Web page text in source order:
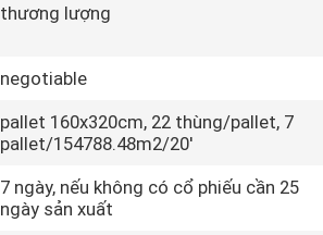
thương lượng
negotiable
pallet 160x320cm, 22 thùng/pallet, 7
pallet/154788.48m2/20'
7 ngày, nếu không có cổ phiếu cần 25
ngày sản xuất